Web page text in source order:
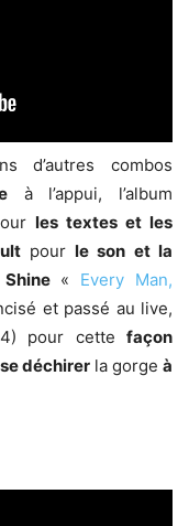
d’autres combos
à l’appui, l’album
les textes et les
pourle son et la
« Every Man,
et passé au live,
pour cette façon
se déchirerla gorgeà